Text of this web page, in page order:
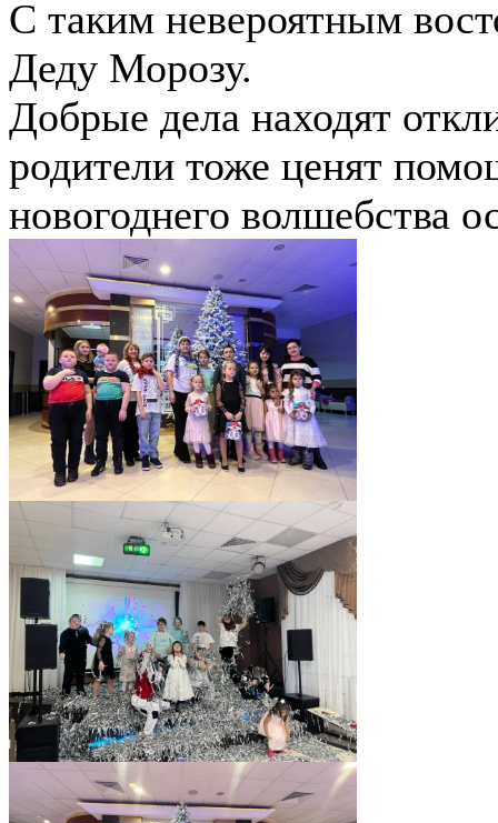
С таким невероятным
Деду Морозу.
Добрые дела находят
родители тоже ценят
новогоднего волшебства